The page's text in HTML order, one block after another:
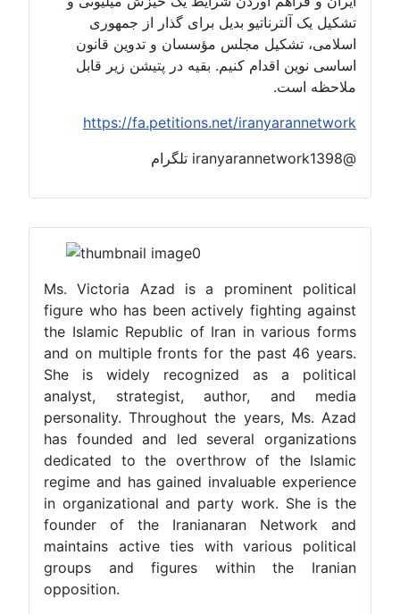
Ms. Victoria Azad is a prominent political
figure who has been actively fighting against
the Islamic Republic of Iran in various forms
and on multiple fronts for the past 46 years.
She is widely recognized as a political
analyst, strategist, author, and media
personality. Throughout the years, Ms. Azad
has founded and led several organizations
dedicated to the overthrow of the Islamic
regime and has gained invaluable experience
in organizational and party work. She is the
founder of the Iranianaran Network and
maintains active ties with various political
groups and figures within the Iranian
opposition.
تشکیل یک آلترناتیو بدیل برای گذار از جمهوری
اسلامی، تشکیل مجلس مؤسسان و تدوین قانون
اساسی نوین اقدام کنیم. بقیه در پتیشن زیر قابل
ملاحظه است.
https://fa.petitions.net/iranyarannetwork
@iranyarannetwork1398 تلگرام